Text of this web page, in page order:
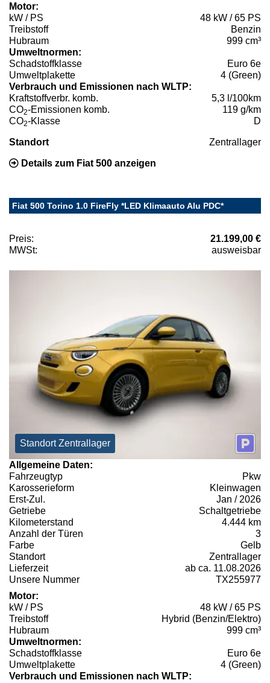
Motor:
kW / PS
48 kW / 65 PS
Treibstoff
Benzin
Hubraum
999 cm³
Umweltnormen:
Schadstoffklasse
Euro 6e
Umweltplakette
4 (Green)
Verbrauch und Emissionen nach WLTP:
Kraftstoffverbr. komb.
5,3 l/100km
CO2-Emissionen komb.
119 g/km
CO2-Klasse D
Standort Zentrallager
Details zum Fiat 500 anzeigen
Fiat 500 Torino 1.0 FireFly *LED Klimaauto Alu PDC*
Preis:
21.199,00 €
MWSt:
ausweisbar
Standort Zentrallager
Allgemeine Daten:
Fahrzeugtyp
Pkw
Karosserieform
Kleinwagen
Erst-Zul.
Jan / 2026
Getriebe
Schaltgetriebe
Kilometerstand
4.444 km
Anzahl der Türen
3
Farbe
Gelb
Standort
Zentrallager
Lieferzeit
ab ca. 11.08.2026
Unsere Nummer
TX255977
Motor:
kW / PS
48 kW / 65 PS
Treibstoff
Hybrid (Benzin/Elektro)
Hubraum
999 cm³
Umweltnormen:
Schadstoffklasse
Euro 6e
Umweltplakette
4 (Green)
Verbrauch und Emissionen nach WLTP: